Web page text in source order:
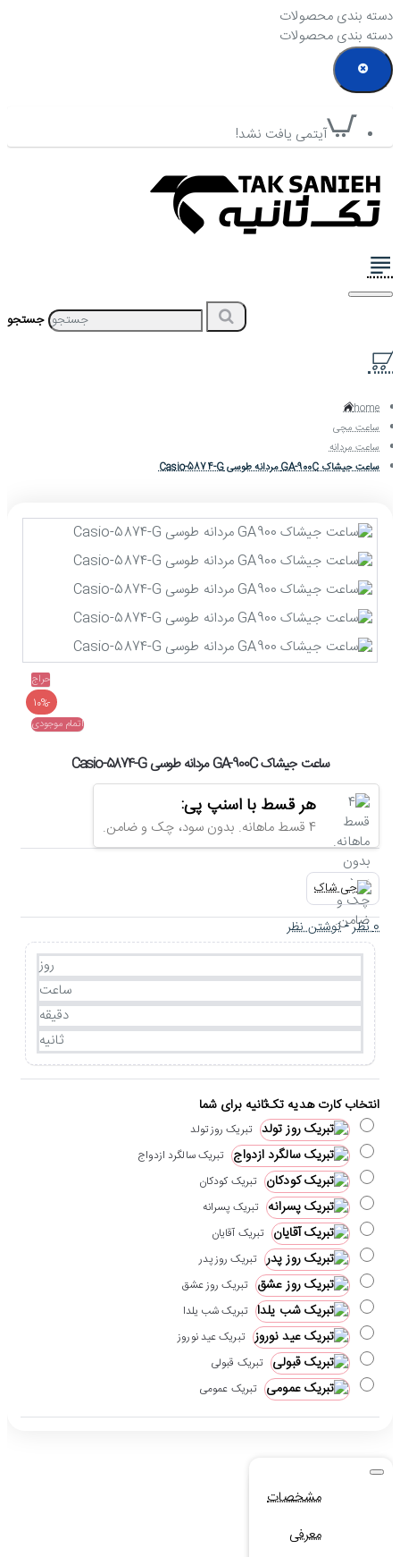
دسته بندی محصولات
دسته بندی محصولات
آیتمی یافت نشد!
جستجو
home
ساعت مچی
ساعت مردانه
ساعت جیشاک GA-900C مردانه طوسی Casio-5874-G
حراج
-10%
اتمام موجودی
ساعت جیشاک GA-900C مردانه طوسی Casio-5874-G
هر قسط با اسنپ پی:
4 قسط ماهانه. بدون سود، چک و ضامن.
0 نظر -نوشتن نظر
روز
ساعت
دقیقه
ثانیه
انتخاب کارت هدیه تک‌ثانیه برای شما
تبریک روز تولد
تبریک سالگرد ازدواج
تبریک کودکان
تبریک پسرانه
تبریک آقایان
تبریک روز پدر
تبریک روز عشق
تبریک شب یلدا
تبریک عید نوروز
تبریک قبولی
تبریک عمومی
مشخصات
معرفی